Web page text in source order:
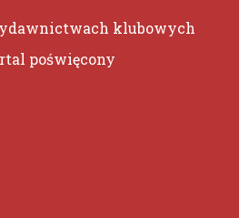
klubowych
poświęcony